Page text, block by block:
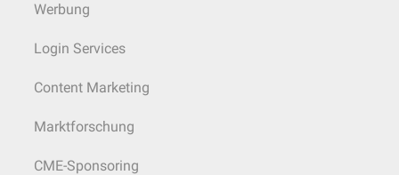
Werbung
Login Services
Content Marketing
Marktforschung
CME-Sponsoring